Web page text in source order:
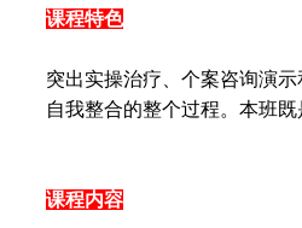
课程特色
突出实操治疗、个案咨询演
自我整合的整个过程。本班
课程内容